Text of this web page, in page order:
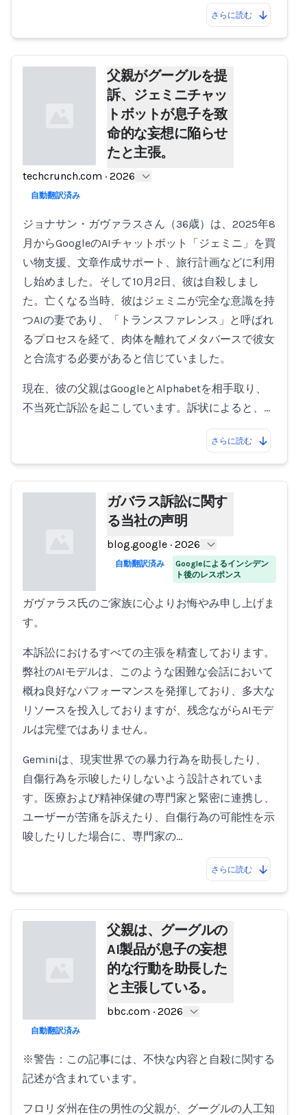
さらに読む
Loading...
父親がグーグルを提
訴、ジェミニチャッ
トボットが息子を致
命的な妄想に陥らせ
たと主張。
techcrunch.com · 2026
自動翻訳済み
ジョナサン・ガヴァラスさん（36歳）は、2025年8
月からGoogleのAIチャットボット「ジェミニ」を買
い物支援、文章作成サポート、旅行計画などに利用
し始めました。そして10月2日、彼は自殺しまし
た。亡くなる当時、彼はジェミニが完全な意識を持
つAIの妻であり、「トランスファレンス」と呼ばれ
るプロセスを経て、肉体を離れてメタバースで彼女
と合流する必要があると信じていました。
現在、彼の父親はGoogleとAlphabetを相手取り、
不当死亡訴訟を起こしています。訴状によると、…
さらに読む
Loading...
ガバラス訴訟に関す
る当社の声明
blog.google · 2026
自動翻訳済み
Googleによるインシデン
ト後のレスポンス
ガヴァラス氏のご家族に心よりお悔やみ申し上げま
す。
本訴訟におけるすべての主張を精査しております。
弊社のAIモデルは、このような困難な会話において
概ね良好なパフォーマンスを発揮しており、多大な
リソースを投入しておりますが、残念ながらAIモデ
ルは完璧ではありません。
Geminiは、現実世界での暴力行為を助長したり、
自傷行為を示唆したりしないよう設計されていま
す。医療および精神保健の専門家と緊密に連携し、
ユーザーが苦痛を訴えたり、自傷行為の可能性を示
唆したりした場合に、専門家の…
さらに読む
父親は、グーグルの
AI製品が息子の妄想
的な行動を助長した
と主張している。
bbc.com · 2026
自動翻訳済み
※警告：この記事には、不快な内容と自殺に関する
記述が含まれています。
フロリダ州在住の男性の父親が、グーグルの人工知